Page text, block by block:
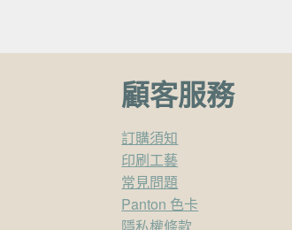
顧客服務
訂購須知
印刷工藝
常見問題
Panton 色卡
隱私權條款